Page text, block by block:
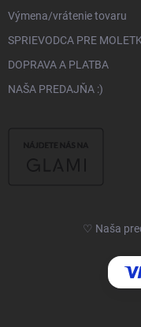
Výmena/vrátenie tovaru
SPRIEVODCA PRE
DOPRAVA A PLATBA
NAŠA PREDAJŇA :)
♡ Naša